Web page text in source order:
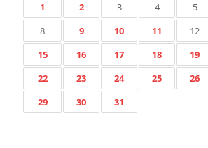
1
2 3 4 5
8
9 10 11 12
15
16 17 18 19
22
23 24 25 26
29
30 31